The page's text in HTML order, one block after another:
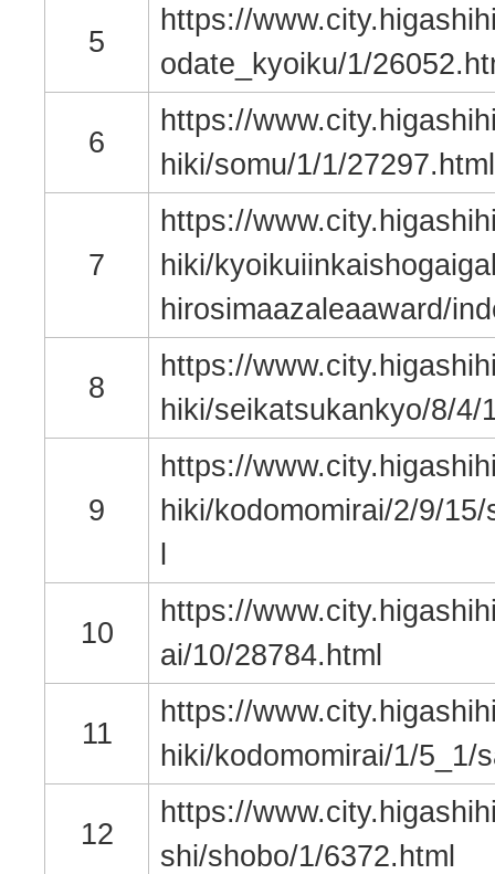
5
https://
odate_kyoiku/1/
6
https://
hiki/somu/1/1/27297.html
7
https://
hiki/
hirosimaazaleaaward/
8
https://
hiki/seikatsukankyo/8/4/
9
https://
hiki/kodomomirai/2/9/
l
10
https://
ai/10/28784.html
11
https://
hiki/kodomomirai/1/5_1/
12
https://
shi/shobo/1/6372.html